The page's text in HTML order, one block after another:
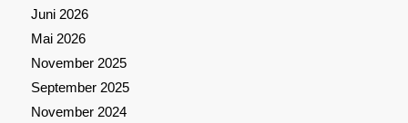
Juni 2026
Mai 2026
November 2025
September 2025
November 2024